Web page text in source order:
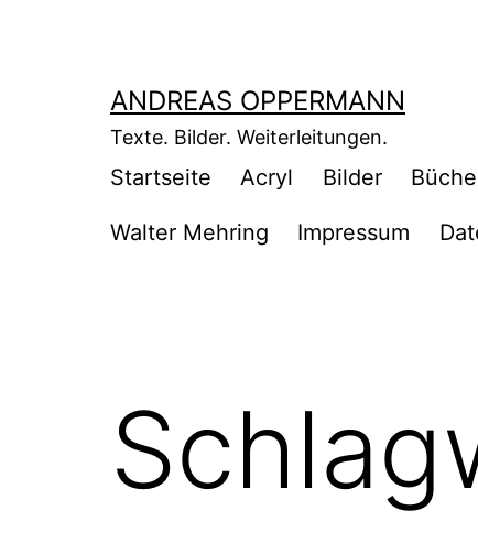
ANDREAS OPPERMANN
Texte. Bilder. Weiterleitungen.
Startseite Acryl Bilder
Walter Mehring Impressum